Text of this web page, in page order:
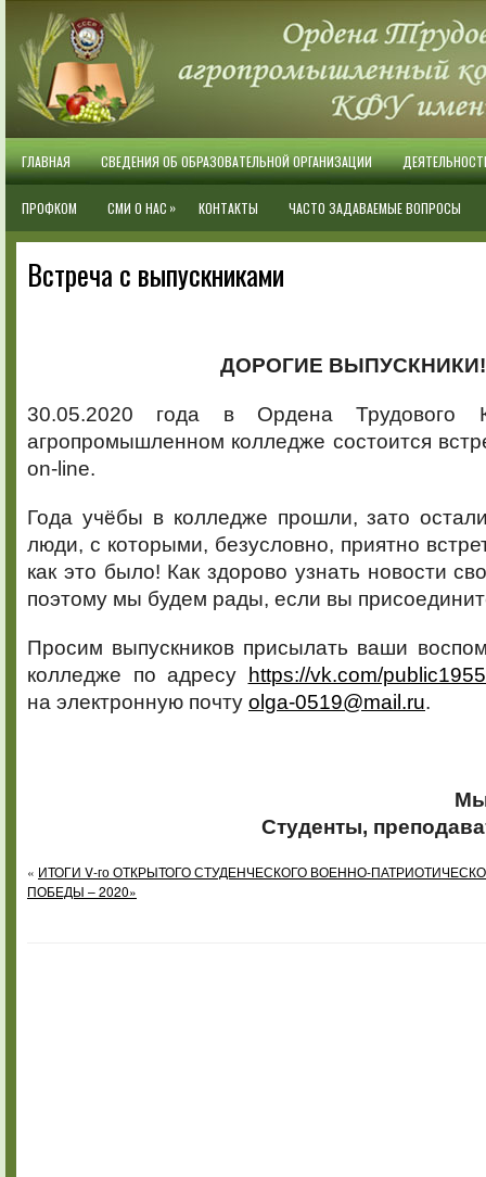
ГЛАВНАЯ СВЕДЕНИЯ ОБ ОБРАЗОВАТЕЛЬНОЙ ОРГАНИЗАЦИИ
ПРОФКОМ СМИ О НАС » КОНТАКТЫ ЧАСТО ЗАДАВАЕМЫЕ ВОПРОСЫ
Встреча с выпускниками
ДОРОГИЕ ВЫПУСКНИКИ!
30.05.2020 года в Ордена Трудового
агропромышленном колледже состоится
on-line.
Года учёбы в колледже прошли, зато
люди, с которыми, безусловно, приятно
как это было! Как здорово узнать новости
поэтому мы будем рады, если вы
Просим выпускников присылать ваши
колледже по адресу https://vk.com/
на электронную почту olga-0519@mail.ru.
Студенты,
« ИТОГИ V-го ОТКРЫТОГО СТУДЕНЧЕСКОГО ВОЕННО-
ПОБЕДЫ – 2020»